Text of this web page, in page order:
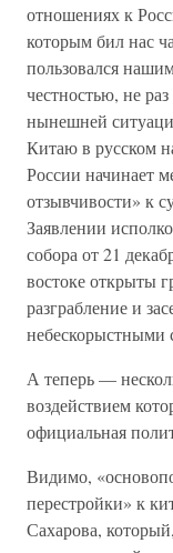
отношениях к
которым бил нас
пользовался
честностью, не
нынешней
Китаю в русском
России начинает
отзывчивости» к
Заявлении
собора от 21
востоке открыты
разграбление и
небескорыстными
А теперь —
воздействием
официальная
Видимо,
перестройки» к
Сахарова,